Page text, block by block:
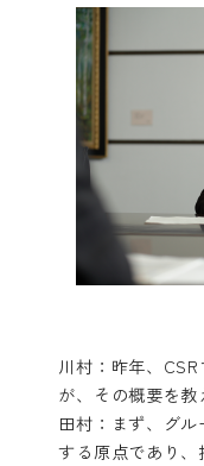
川村：昨年、
が、その概要を教
田村：まず、グ
する原点であり